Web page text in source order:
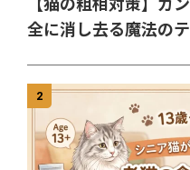
全に消し去る魔法の
2